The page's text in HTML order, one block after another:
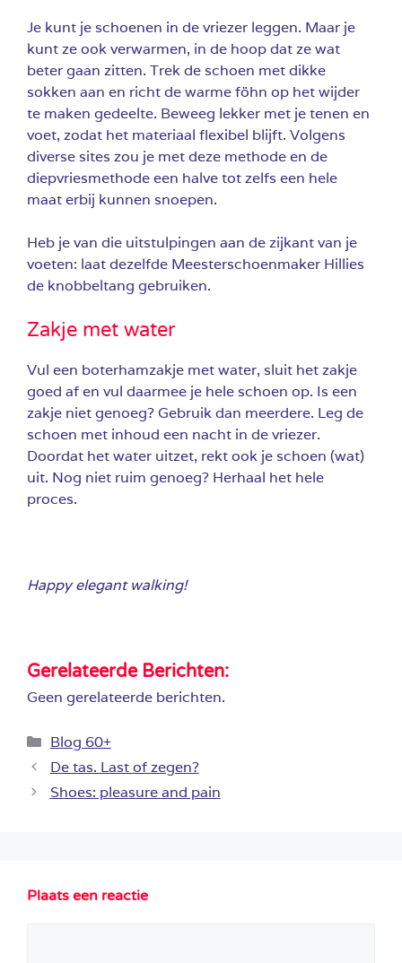
Je kunt je schoenen in de vriezer leggen. Maar je
kunt ze ook verwarmen, in de hoop dat ze wat
beter gaan zitten. Trek de schoen met dikke
sokken aan en richt de warme föhn op het wijder
te maken gedeelte. Beweeg lekker met je tenen en
voet, zodat het materiaal flexibel blijft. Volgens
diverse sites zou je met deze methode en de
diepvriesmethode een halve tot zelfs een hele
maat erbij kunnen snoepen.
Heb je van die uitstulpingen aan de zijkant van je
voeten: laat dezelfde Meesterschoenmaker Hillies
de knobbeltang gebruiken.
Zakje met water
Vul een boterhamzakje met water, sluit het zakje
goed af en vul daarmee je hele schoen op. Is een
zakje niet genoeg? Gebruik dan meerdere. Leg de
schoen met inhoud een nacht in de vriezer.
Doordat het water uitzet, rekt ook je schoen (wat)
uit. Nog niet ruim genoeg? Herhaal het hele
proces.
Happy elegant walking!
Gerelateerde Berichten:
Geen gerelateerde berichten.
Categorieën
Blog 60+
De tas. Last of zegen?
Shoes: pleasure and pain
Plaats een reactie